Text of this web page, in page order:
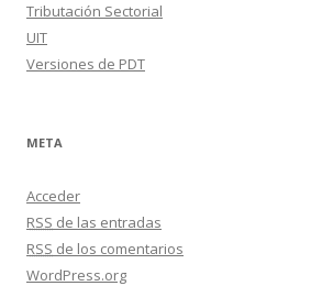
Tributación Sectorial
UIT
Versiones de PDT
META
Acceder
RSS de las entradas
RSS de los comentarios
WordPress.org